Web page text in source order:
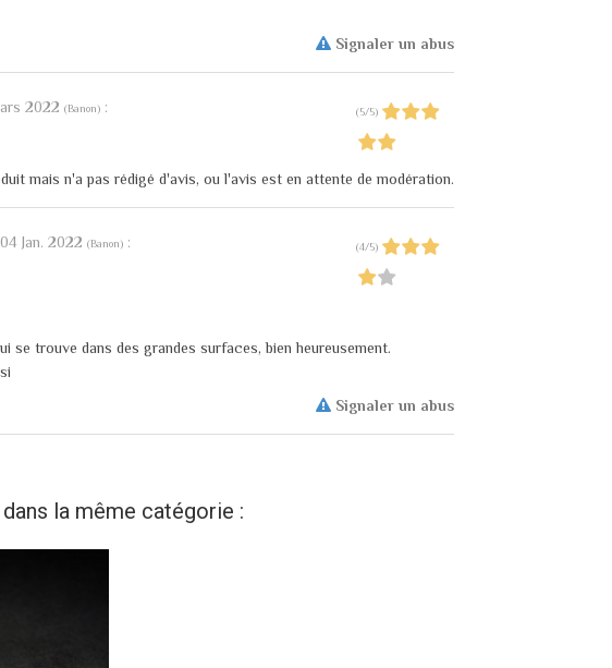
Signaler un abus
2022 (Banon) : (5/5)
mais n'a pas rédigé d'avis, ou l'avis est en attente de modération.
04 Jan. 2022 (Banon) : (4/5)
se trouve dans des grandes surfaces, bien heureusement.
Signaler un abus
la même catégorie :